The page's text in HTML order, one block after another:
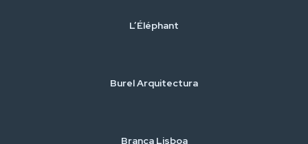
L’Éléphant
Burel Arquitectura
Branca Lisboa